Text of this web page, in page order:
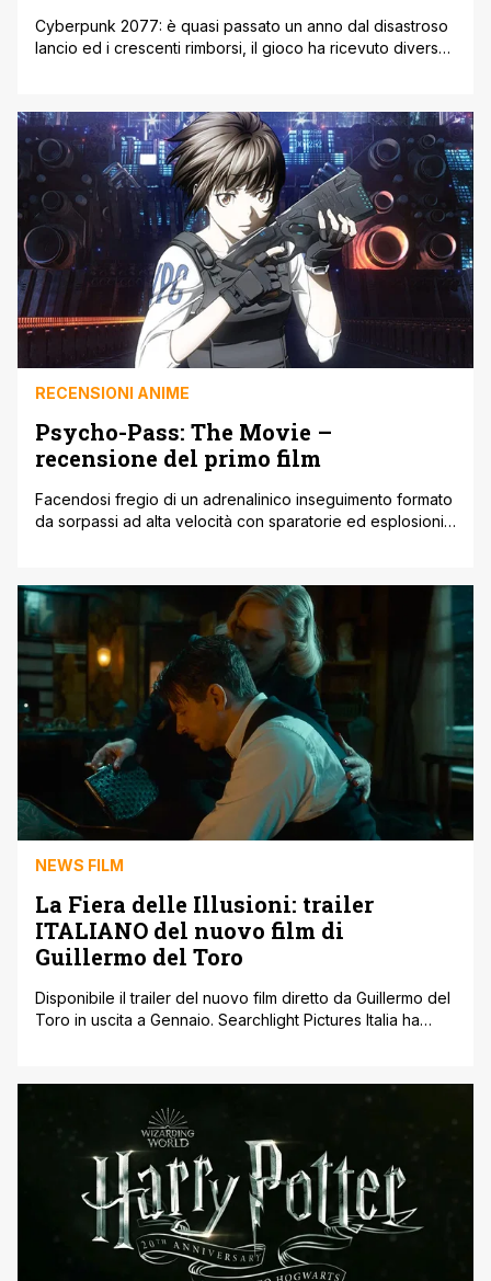
Cyberpunk 2077: è quasi passato un anno dal disastroso
lancio ed i crescenti rimborsi, il gioco ha ricevuto diverse
permette di vivere ogni parte di storia senza quei crash o
glitch che compromettono l'avanzamento, anche se bug
e [']
RECENSIONI ANIME
Psycho-Pass: The Movie –
recensione del primo film
Facendosi fregio di un adrenalinico inseguimento formato
da sorpassi ad alta velocità con sparatorie ed esplosioni,
subito la volontà di non annoiare lo spettatore dopo una
seconda stagione non altezza delle aspettative, complice
la [']
NEWS FILM
La Fiera delle Illusioni: trailer
ITALIANO del nuovo film di
Guillermo del Toro
Disponibile il trailer del nuovo film diretto da Guillermo del
Toro in uscita a Gennaio. Searchlight Pictures Italia ha
Guillermo del Toro e tratto dal romanzo omonimo di
William Lindsay pubblicato nel 1946 e seconda
trasposizione cinematografica dopo il [']